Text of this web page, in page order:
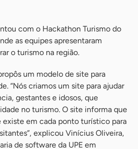
com o Hackathon Turismo do
as equipes apresentaram
o turismo na região.
um modelo de site para
“Nós criamos um site para ajudar
gestantes e idosos, que
no turismo. O site informa que
em cada ponto turístico para
explicou Vinícius Oliveira,
de software da UPE em